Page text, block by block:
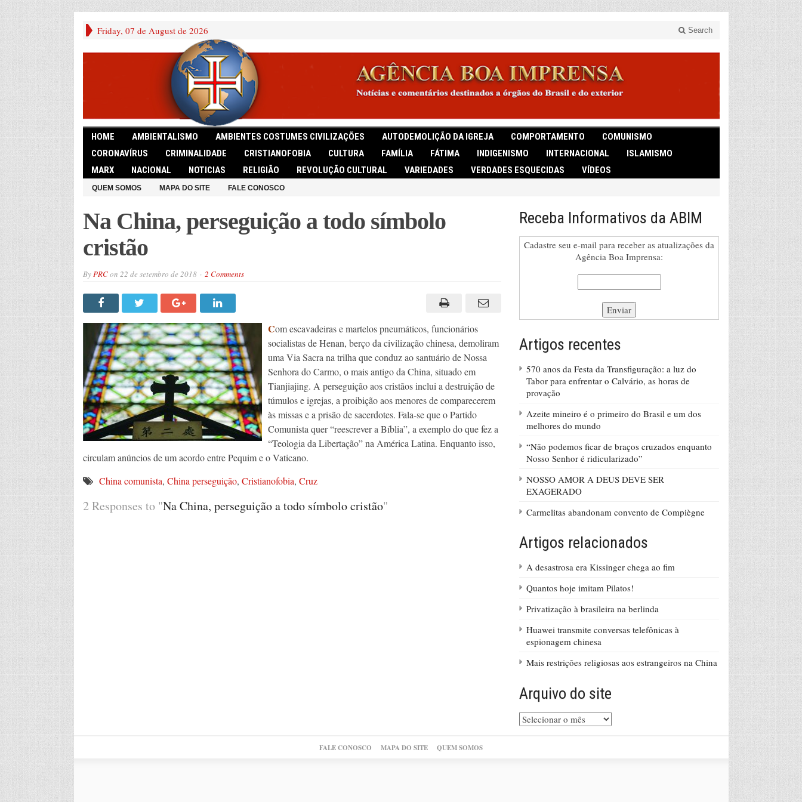
Friday, 07 de August de 2026 Search
HOME AMBIENTALISMO AMBIENTES COSTUMES CIVILIZAÇÕES AUTODEMOLIÇÃO DA IGREJA COMPORTAMENTO
COMUNISMO
CORONAVÍRUS
CRIMINALIDADE CRISTIANOFOBIA CULTURA FAMÍLIA FÁTIMA INDIGENISMO INTERNACIONAL
ISLAMISMO
MARX
NACIONAL NOTICIAS RELIGIÃO REVOLUÇÃO CULTURAL VARIEDADES VERDADES ESQUECIDAS VÍDEOS
QUEM SOMOS MAPA DO SITE FALE CONOSCO
Na China, perseguição a todo símbolo
cristão
ByPRCon 22 de setembro de 2018 2 Comments
Com escavadeiras e martelos pneumáticos, funcionários
socialistas de Henan, berço da civilização chinesa, demoliram
uma Via Sacra na trilha que conduz ao santuário de Nossa
Senhora do Carmo, o mais antigo da China, situado em
Tianjiajing. A perseguição aos cristãos inclui a destruição de
túmulos e igrejas, a proibição aos menores de comparecerem
às missas e a prisão de sacerdotes. Fala-se que o Partido
Comunista quer “reescrever a Bíblia”, a exemplo do que fez a
“Teologia da Libertação” na América Latina. Enquanto isso,
circulam anúncios de um acordo entre Pequim e o Vaticano.
China comunista, China perseguição, Cristianofobia, Cruz
2 Responses to "Na China, perseguição a todo símbolo cristão"
Receba Informativos da ABIM
Cadastre seu e-mail para receber as atualizações da
Agência Boa Imprensa:
Artigos recentes
570 anos da Festa da Transfiguração: a luz do
Tabor para enfrentar o Calvário, as horas de
provação
Azeite mineiro é o primeiro do Brasil e um dos
melhores do mundo
“Não podemos ficar de braços cruzados enquanto
Nosso Senhor é ridicularizado”
NOSSO AMOR A DEUS DEVE SER
EXAGERADO
Carmelitas abandonam convento de Compiègne
Artigos relacionados
A desastrosa era Kissinger chega ao fim
Quantos hoje imitam Pilatos!
Privatização à brasileira na berlinda
Huawei transmite conversas telefônicas à
espionagem chinesa
Mais restrições religiosas aos estrangeiros na China
Arquivo do site
Arquivo
do
FALE CONOSCO MAPA DO SITE QUEM SOMOS